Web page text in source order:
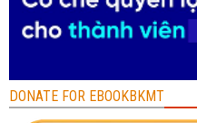
DONATE FOR EBOOKBKMT